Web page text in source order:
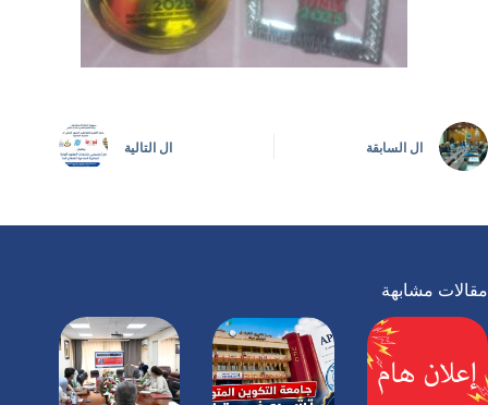
ال السابقة ال التالية
مقالات مشابهة